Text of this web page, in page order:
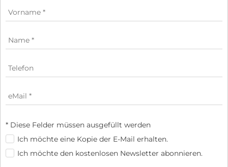
* Diese Felder müssen ausgefüllt werden
Ich möchte eine Kopie der E-Mail erhalten.
Ich möchte den kostenlosen Newsletter abonnieren.